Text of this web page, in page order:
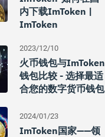
内下载imToken |
ImToken
2023/12/10
火币钱包与imToken
钱包比较 - 选择最适
合您的数字货币钱包
2024/01/23
ImToken国家——领